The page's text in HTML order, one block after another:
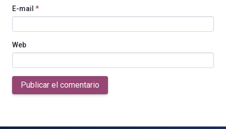
E-mail *
Web
Publicar el comentario